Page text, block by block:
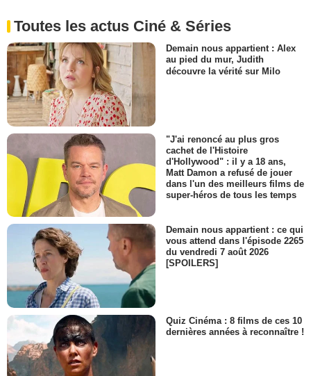
Toutes les actus Ciné & Séries
Demain nous appartient : Alex
au pied du mur, Judith
découvre la vérité sur Milo
"J'ai renoncé au plus gros
cachet de l'Histoire
d'Hollywood" : il y a 18 ans,
Matt Damon a refusé de jouer
dans l'un des meilleurs films de
super-héros de tous les temps
Demain nous appartient : ce qui
vous attend dans l'épisode 2265
du vendredi 7 août 2026
[SPOILERS]
Quiz Cinéma : 8 films de ces 10
dernières années à reconnaître !